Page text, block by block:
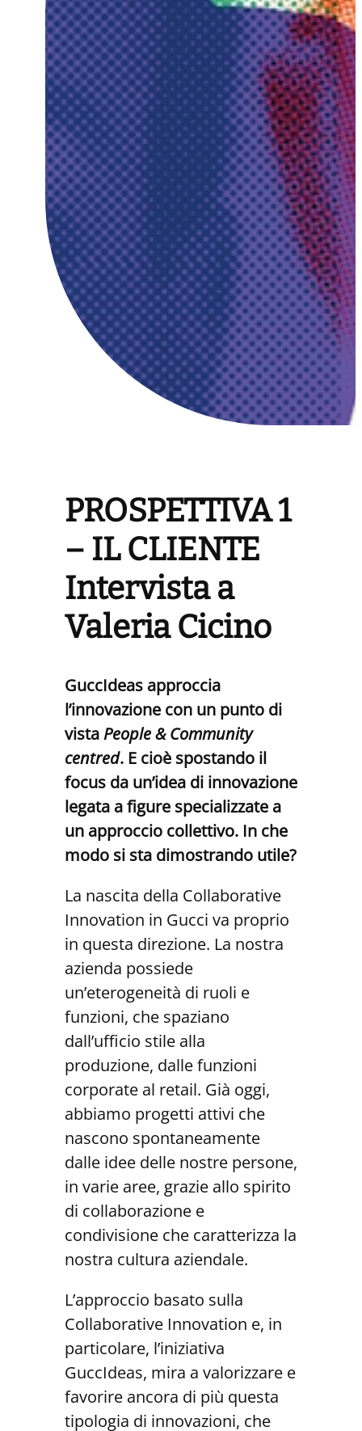
PROSPETTIVA 1
– IL CLIENTE
Intervista a
Valeria Cicino
GuccIdeas approccia
l’innovazione con un punto di
vistaPeople& Community
centred. E cioè spostando il
focus da un’idea di innovazione
legata afigure specializzate a
un approccio collettivo. In che
modo si sta dimostrando utile?
La nascita della Collaborative
Innovation in Gucci va proprio
in questa direzione. La nostra
azienda possiede
un’eterogeneità di ruoli e
funzioni, che spaziano
dall’ufficio stile alla
produzione, dalle funzioni
corporate al retail. Già oggi,
abbiamo progetti attivi che
nascono spontaneamente
dalle idee delle nostre persone,
in varie aree, grazie allo spirito
di collaborazione e
condivisione che caratterizza la
nostra cultura aziendale.
L’approccio basato sulla
Collaborative Innovation e, in
particolare, l’iniziativa
GuccIdeas, mira a valorizzare e
favorire ancora di più questa
tipologia di innovazioni, che